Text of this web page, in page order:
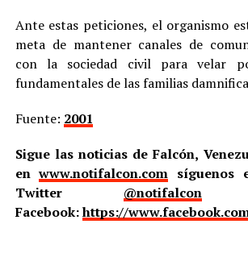
Ante estas peticiones, el organismo
meta de mantener canales de
con la sociedad civil para velar
fundamentales de las familias
Fuente: 2001
Sigue las noticias de Falcón,
enwww.notifalcon.com síguenos
Twitter @notifalcony
Facebook:https://